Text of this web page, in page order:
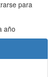
para
año